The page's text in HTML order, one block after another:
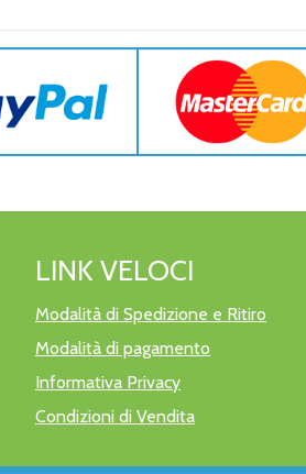
LINK VELOCI
Modalità di Spedizione e Ritiro
Modalità di pagamento
Informativa Privacy
Condizioni di Vendita